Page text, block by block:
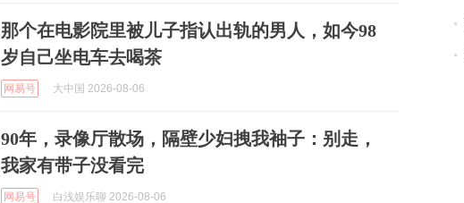
那个在电影院里被儿子指认出轨的男人，如今98
岁自己坐电车去喝茶
网易号 大中国 2026-08-06
90年，录像厅散场，隔壁少妇拽我袖子：别走，
我家有带子没看完
网易号 白浅娱乐聊 2026-08-06